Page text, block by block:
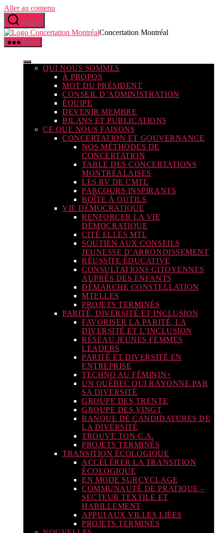
Aller au contenu
Search
Concertation Montréal
Menu
QUI NOUS SOMMES
À PROPOS
MOT DU PRÉSIDENT
CONSEIL D’ADMINISTRATION
ÉQUIPE
DEVENIR MEMBRE
BILANS ET PUBLICATIONS
CE QUE NOUS FAISONS
CONCERTATION ET GOUVERNANCE
NOS MÉTHODES DE
CONCERTATION
TABLE DES CONCERTATIONS
MONTRÉALAISES
LES RV DE CMTL
PARCOURS INSPIRANTS
BOÎTE À OUTILS
VIE DÉMOCRATIQUE
RENFORCER LA VIE
DÉMOCRATIQUE
CITÉ ELLES MTL
SOUTIEN AUX CONSEILS
JEUNESSE D’ARRONDISSEMENT
RÉUSSITE ÉDUCATIVE
CONSULTATIONS CITOYENNES
AUPRÈS DES ENFANTS
DÉMARCHE CONSTELLATION
MTELLES
PROJETS TERMINÉS
PARITÉ, DIVERSITÉ ET INCLUSION
FAVORISER LA PARITÉ, LA
DIVERSITÉ ET L’INCLUSION
RÉSEAU JEUNES FEMMES
LEADERS
PARITÉ ET DIVERSITÉ EN
ENTREPRISE
TECHNO AU FÉMININ+
UN QUÉBEC QUI RAYONNE PAR
SA DIVERSITÉ
GROUPE DES TRENTE
GROUPE DES VINGT
BANQUE DE CANDIDATURES DE
LA DIVERSITÉ
TROUVE TON C.A.
PROJETS TERMINÉS
TRANSITION ÉCOLOGIQUE
ACCÉLÉRER LA TRANSITION
ÉCOLOGIQUE
EN MODE SURCYCLAGE
COMMUNAUTÉ DE PRATIQUE –
SECTEUR TEXTILE ET
HABILLEMENT
APPUI AUX VILLES LIÉES
PROJETS TERMINÉS